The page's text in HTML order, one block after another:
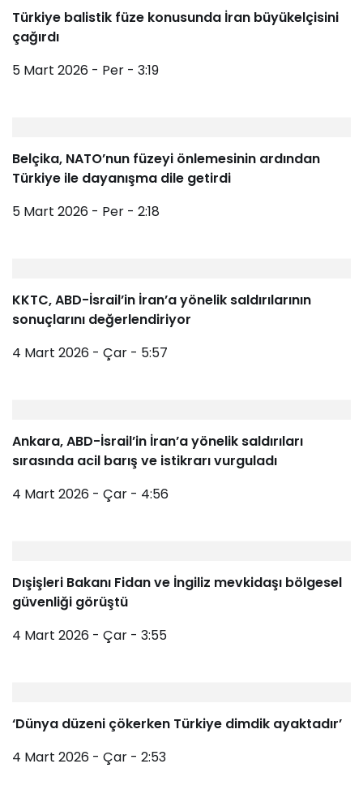
Türkiye balistik füze konusunda İran büyükelçisini
çağırdı
5 Mart 2026 - Per - 3:19
Belçika, NATO’nun füzeyi önlemesinin ardından
Türkiye ile dayanışma dile getirdi
5 Mart 2026 - Per - 2:18
KKTC, ABD-İsrail’in İran’a yönelik saldırılarının
sonuçlarını değerlendiriyor
4 Mart 2026 - Çar - 5:57
Ankara, ABD-İsrail’in İran’a yönelik saldırıları
sırasında acil barış ve istikrarı vurguladı
4 Mart 2026 - Çar - 4:56
Dışişleri Bakanı Fidan ve İngiliz mevkidaşı bölgesel
güvenliği görüştü
4 Mart 2026 - Çar - 3:55
‘Dünya düzeni çökerken Türkiye dimdik ayaktadır’
4 Mart 2026 - Çar - 2:53